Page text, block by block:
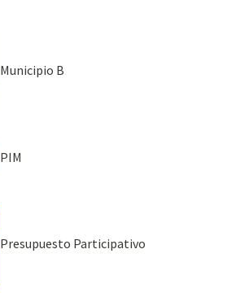
Municipio B
PIM
Presupuesto Participativo